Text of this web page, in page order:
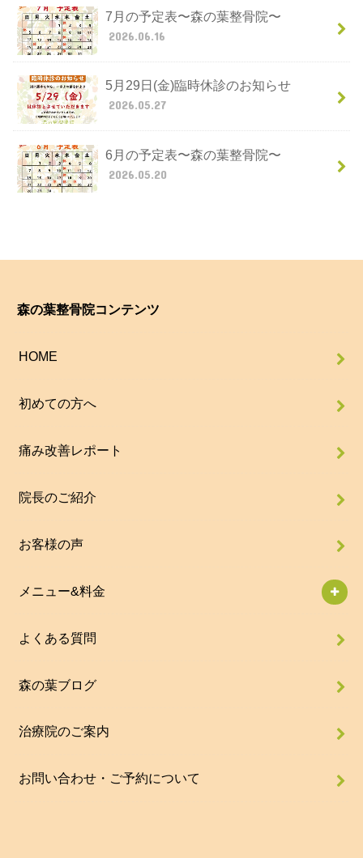
7月の予定表〜森の葉整骨院〜
2026.06.16
5月29日(金)臨時休診のお知らせ
2026.05.27
6月の予定表〜森の葉整骨院〜
2026.05.20
森の葉整骨院コンテンツ
HOME
初めての方へ
痛み改善レポート
院長のご紹介
お客様の声
メニュー&料金
よくある質問
森の葉ブログ
治療院のご案内
お問い合わせ・ご予約について